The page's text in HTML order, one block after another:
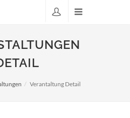
Verantaltung Detail